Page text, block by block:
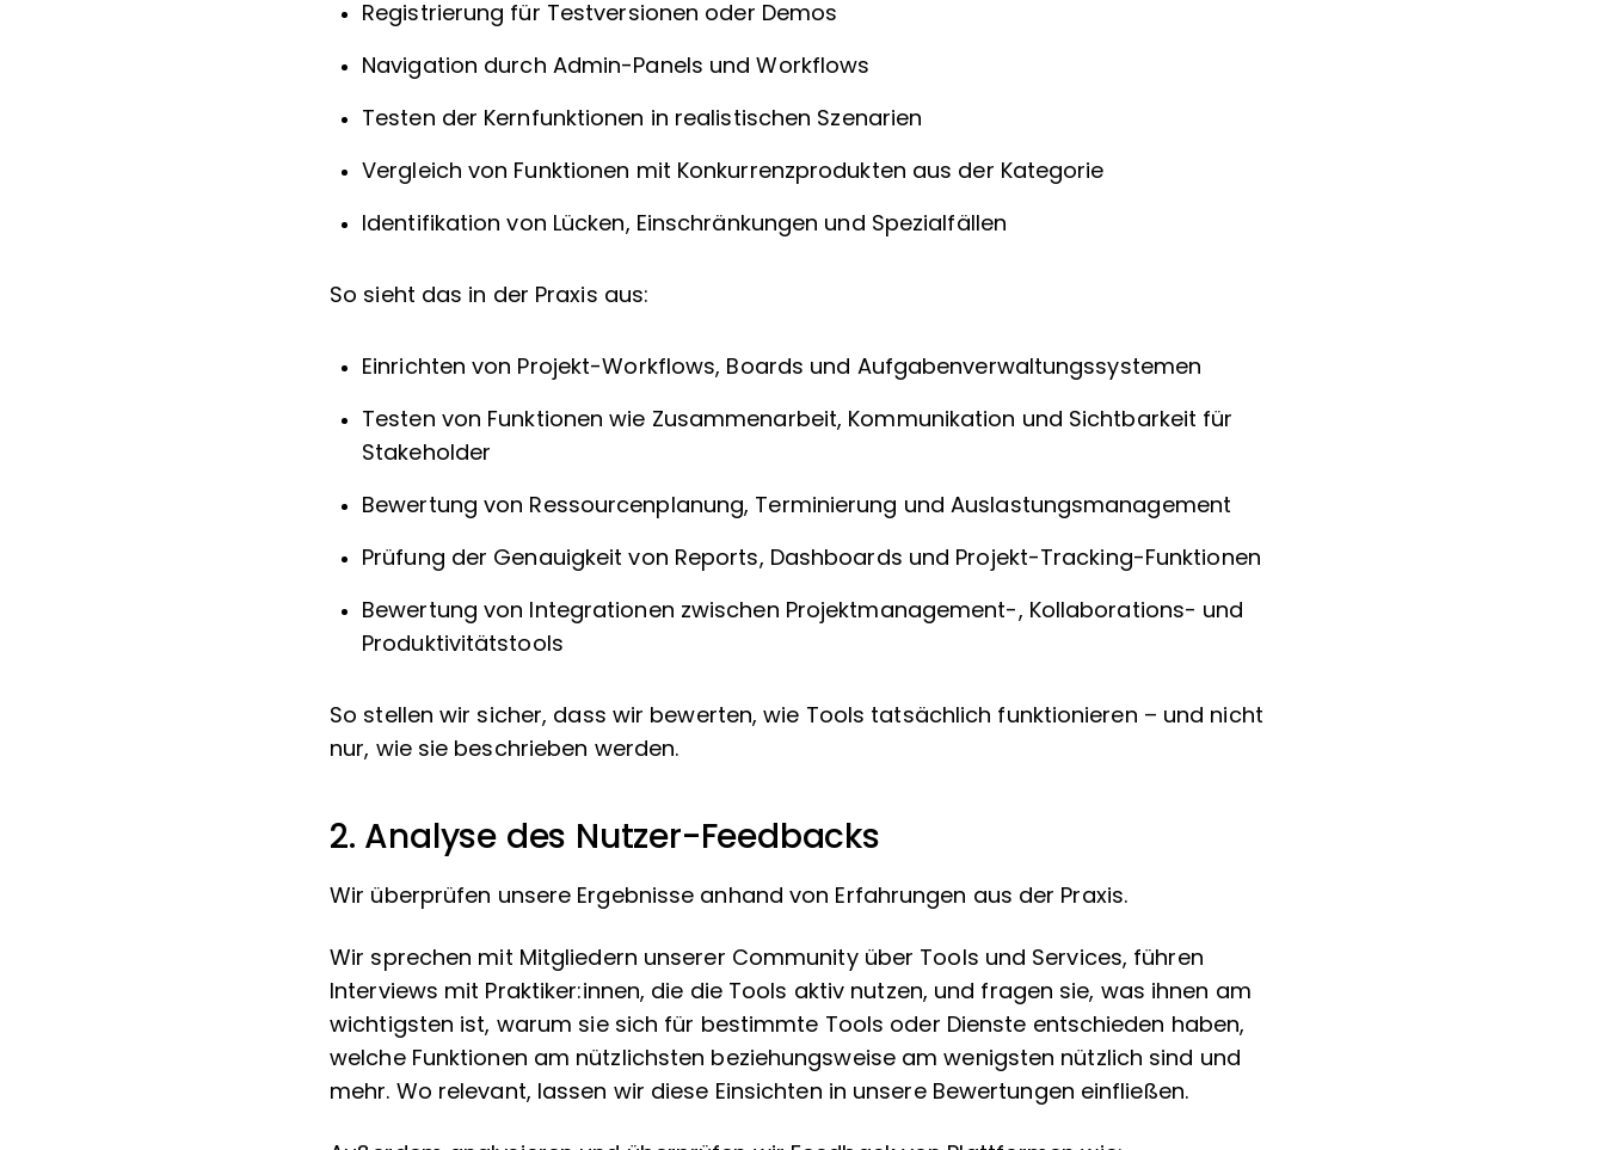
Registrierung für Testversionen oder Demos
Navigation durch Admin-Panels und Workflows
Testen der Kernfunktionen in realistischen Szenarien
Vergleich von Funktionen mit Konkurrenzprodukten aus der Kategorie
Identifikation von Lücken, Einschränkungen und Spezialfällen
So sieht das in der Praxis aus:
Einrichten von Projekt-Workflows, Boards und Aufgabenverwaltungssystemen
Testen von Funktionen wie Zusammenarbeit, Kommunikation und Sichtbarkeit für
Stakeholder
Bewertung von Ressourcenplanung, Terminierung und Auslastungsmanagement
Prüfung der Genauigkeit von Reports, Dashboards und Projekt-Tracking-Funktionen
Bewertung von Integrationen zwischen Projektmanagement-, Kollaborations- und
Produktivitätstools
So stellen wir sicher, dass wir bewerten, wie Tools tatsächlich funktionieren – und nicht
nur, wie sie beschrieben werden.
2. Analyse des Nutzer-Feedbacks
Wir überprüfen unsere Ergebnisse anhand von Erfahrungen aus der Praxis.
Wir sprechen mit Mitgliedern unserer Community über Tools und Services, führen
Interviews mit Praktiker:innen, die die Tools aktiv nutzen, und fragen sie, was ihnen am
wichtigsten ist, warum sie sich für bestimmte Tools oder Dienste entschieden haben,
welche Funktionen am nützlichsten beziehungsweise am wenigsten nützlich sind und
mehr. Wo relevant, lassen wir diese Einsichten in unsere Bewertungen einfließen.